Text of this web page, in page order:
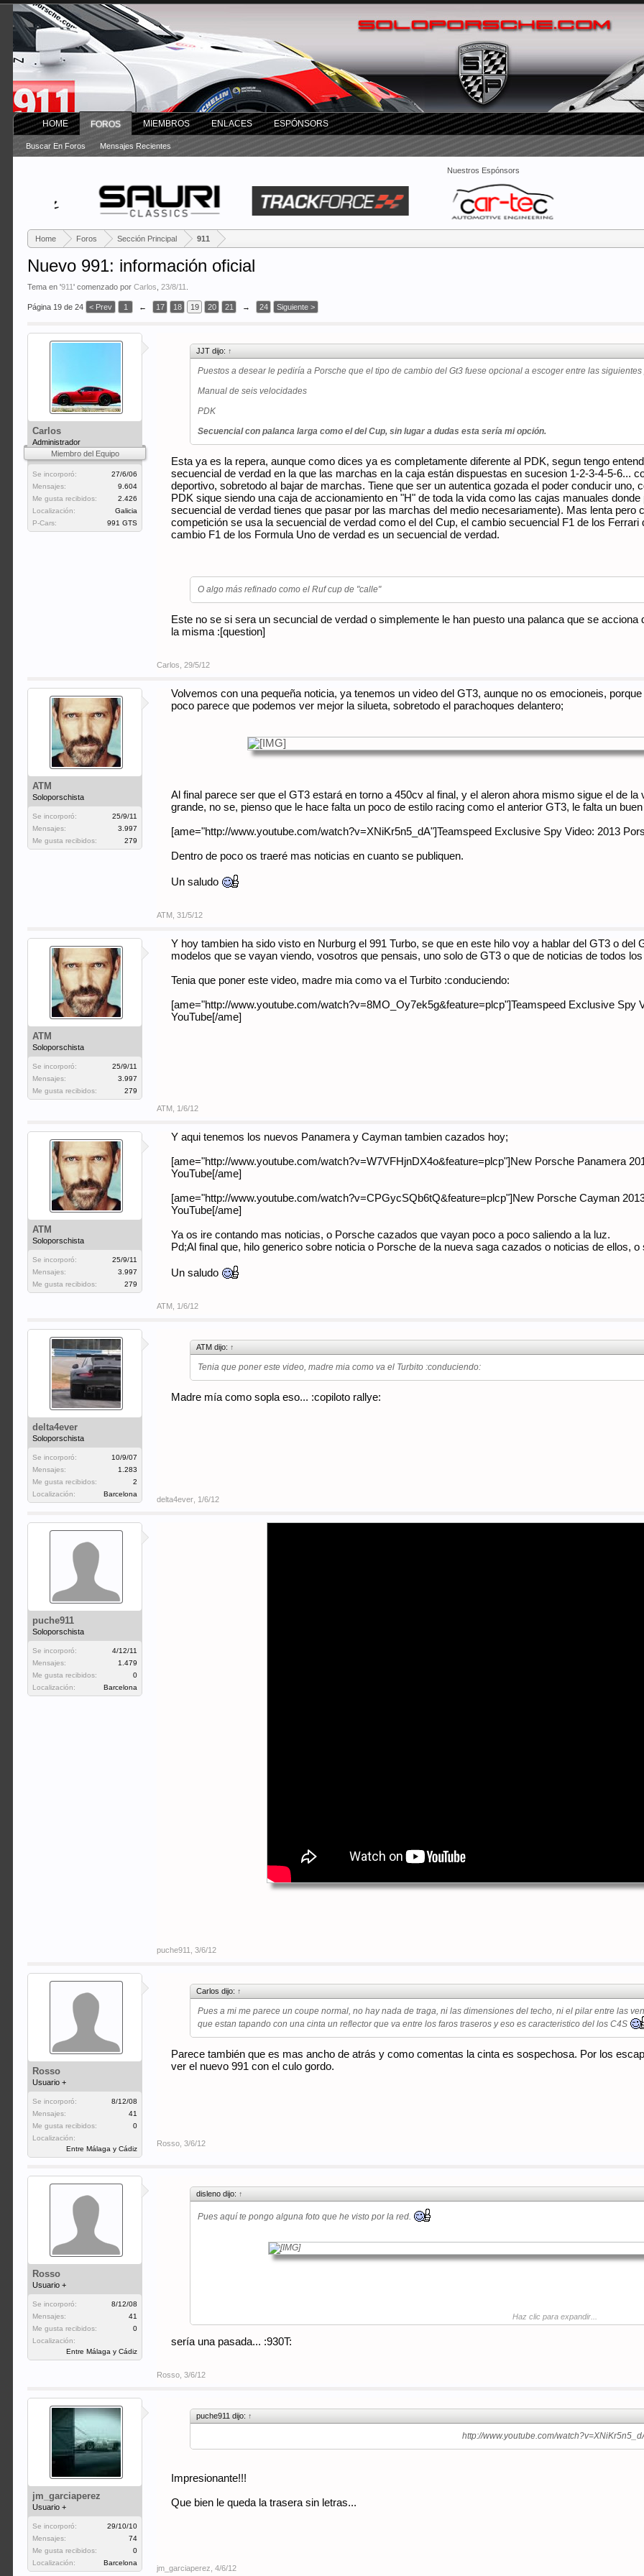
Nuestros Espónsors
Home Foros Sección Principal 911
Nuevo 991: información oficial
Tema en '911' comenzado porCarlos ,23/8/11
Página 19 de 24 < Prev 1 ← 17 18 19 20 21 → 24 Siguiente >
Carlos
Administrador
Miembro del Equipo
Se incorporó:
27/6/06
Mensajes:
9.604
Me gusta recibidos:
2.426
Localización:
Galicia
P-Cars:
991 GTS
JJT dijo: ↑
Puestos a desear le pediría a Porsche que el tipo de cambio del Gt3 fuese opcional a escoger entre las
Manual de seis velocidades
PDK
Secuencial con palanca larga como el del Cup, sin lugar a dudas esta sería mi opción.
Esta ya es la repera, aunque como dices ya es completamente diferente al PDK, segun tengo
secuencial de verdad en la que las marchas en la caja están dispuestas en sucesion 1-2-3-4-5-6...
deportivo, sobretodo al bajar de marchas. Tiene que ser un autentica gozada el poder conducir uno,
PDK sique siendo una caja de accionamiento en "H" de toda la vida como las cajas manuales
secuencial de verdad tienes que pasar por las marchas del medio necesariamente). Mas lenta
competición se usa la secuencial de verdad como el del Cup, el cambio secuencial F1 de los
cambio F1 de los Formula Uno de verdad es un secuencial de verdad.
O algo más refinado como el Ruf cup de "calle"
Este no se si sera un secuncial de verdad o simplemente le han puesto una palanca que se
la misma :[question]
Carlos 29/5/12
ATM
Soloporschista
Se incorporó:
25/9/11
Mensajes:
3.997
Me gusta recibidos:
279
Volvemos con una pequeña noticia, ya tenemos un video del GT3, aunque no os emocioneis,
poco parece que podemos ver mejor la silueta, sobretodo el parachoques delantero;
Al final parece ser que el GT3 estará en torno a 450cv al final, y el aleron ahora mismo sigue el de
grande, no se, pienso que le hace falta un poco de estilo racing como el anterior GT3, le falta un
[ame="http://www.youtube.com/watch?v=XNiKr5n5_dA"]Teamspeed Exclusive Spy Video: 2013
Dentro de poco os traeré mas noticias en cuanto se publiquen.
Un saludo
ATM 31/5/12
ATM
Soloporschista
Se incorporó:
25/9/11
Mensajes:
3.997
Me gusta recibidos:
279
Y hoy tambien ha sido visto en Nurburg el 991 Turbo, se que en este hilo voy a hablar del GT3 o del
modelos que se vayan viendo, vosotros que pensais, uno solo de GT3 o que de noticias de todos
Tenia que poner este video, madre mia como va el Turbito :conduciendo:
[ame="http://www.youtube.com/watch?v=8MO_Oy7ek5g&feature=plcp"]Teamspeed Exclusive Spy
YouTube[/ame]
ATM 1/6/12
ATM
Soloporschista
Se incorporó:
25/9/11
Mensajes:
3.997
Me gusta recibidos:
279
Y aqui tenemos los nuevos Panamera y Cayman tambien cazados hoy;
[ame="http://www.youtube.com/watch?v=W7VFHjnDX4o&feature=plcp"]New Porsche Panamera
YouTube[/ame]
[ame="http://www.youtube.com/watch?v=CPGycSQb6tQ&feature=plcp"]New Porsche Cayman
YouTube[/ame]
Ya os ire contando mas noticias, o Porsche cazados que vayan poco a poco saliendo a la luz.
Pd;Al final que, hilo generico sobre noticia o Porsche de la nueva saga cazados o noticias de ellos,
Un saludo
ATM 1/6/12
delta4ever
Soloporschista
Se incorporó:
10/9/07
Mensajes:
1.283
Me gusta recibidos:
2
Localización:
Barcelona
ATM dijo: ↑
Tenia que poner este video, madre mia como va el Turbito :conduciendo:
Madre mía como sopla eso... :copiloto rallye:
delta4ever 1/6/12
puche911
Soloporschista
Se incorporó:
4/12/11
Mensajes:
1.479
Me gusta recibidos:
0
Localización:
Barcelona
puche911
3/6/12
Rosso
Usuario +
Se incorporó:
8/12/08
Mensajes:
41
Me gusta recibidos:
0
Localización:
Entre Málaga y Cádiz
Carlos dijo: ↑
Pues a mi me parece un coupe normal, no hay nada de traga, ni las dimensiones del techo, ni el pilar entre las
que estan tapando con una cinta un reflector que va entre los faros traseros y eso es caracteristico del los C4S
Parece también que es mas ancho de atrás y como comentas la cinta es sospechosa. Por los
ver el nuevo 991 con el culo gordo.
Rosso 3/6/12
Rosso
Usuario +
Se incorporó:
8/12/08
Mensajes:
41
Me gusta recibidos:
0
Localización:
Entre Málaga y Cádiz
disleno dijo: ↑
Pues aquí te pongo alguna foto que he visto por la red.
Haz clic para expandir...
sería una pasada... :930T:
Rosso 3/6/12
jm_garciaperez
Usuario +
Se incorporó:
29/10/10
Mensajes:
74
Me gusta recibidos:
0
Localización:
Barcelona
puche911 dijo: ↑
http://www.youtube.com/
Impresionante!!!
Que bien le queda la trasera sin letras...
jm_garciaperez 4/6/12
HOME FOROS
Buscar En Foros Mensajes Recientes
MIEMBROS ENLACES ESPÓNSORS